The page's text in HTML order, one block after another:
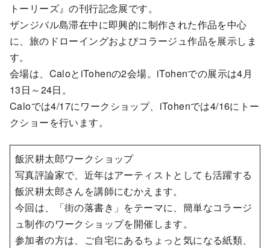
トーリーズ』の刊行記念展です。
ザンジバル島滞在中に即興的に制作された作品を中心
に、旅のドローイングおよびコラージュ作品を展示しま
す。
会場は、CaloとiTohenの2会場。iTohenでの展示は4月
13日～24日。
Caloでは4/17にワークショップ、iTohenでは4/16にトー
クショーを行います。
飯沢耕太郎ワークショップ
写真評論家で、近年はアーティストとしても活躍する
飯沢耕太郎さんを講師にむかえます。
今回は、「街の落書き」をテーマに、簡単なコラージ
ュ制作のワークショップを開催します。
参加者の方は、ご自宅にあるちょっと気になる紙類、